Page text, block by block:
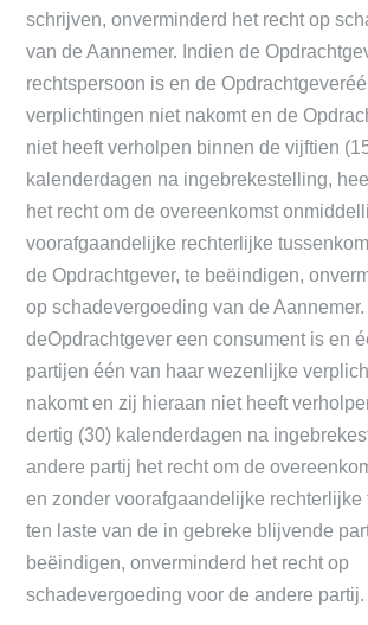
schrijven, onverminderd het recht op
van de Aannemer. Indien de
rechtspersoon is en de
verplichtingen niet nakomt en de
niet heeft verholpen binnen de vijftien
kalenderdagen na ingebrekestelling,
het recht om de overeenkomst
voorafgaandelijke rechterlijke
de Opdrachtgever, te beëindigen,
op schadevergoeding van de
deOpdrachtgever een consument is en
partijen één van haar wezenlijke
nakomt en zij hieraan niet heeft
dertig (30) kalenderdagen na
andere partij het recht om de
en zonder voorafgaandelijke rechterlijke
ten laste van de in gebreke blijvende
beëindigen, onverminderd het recht op
schadevergoeding voor de andere partij.